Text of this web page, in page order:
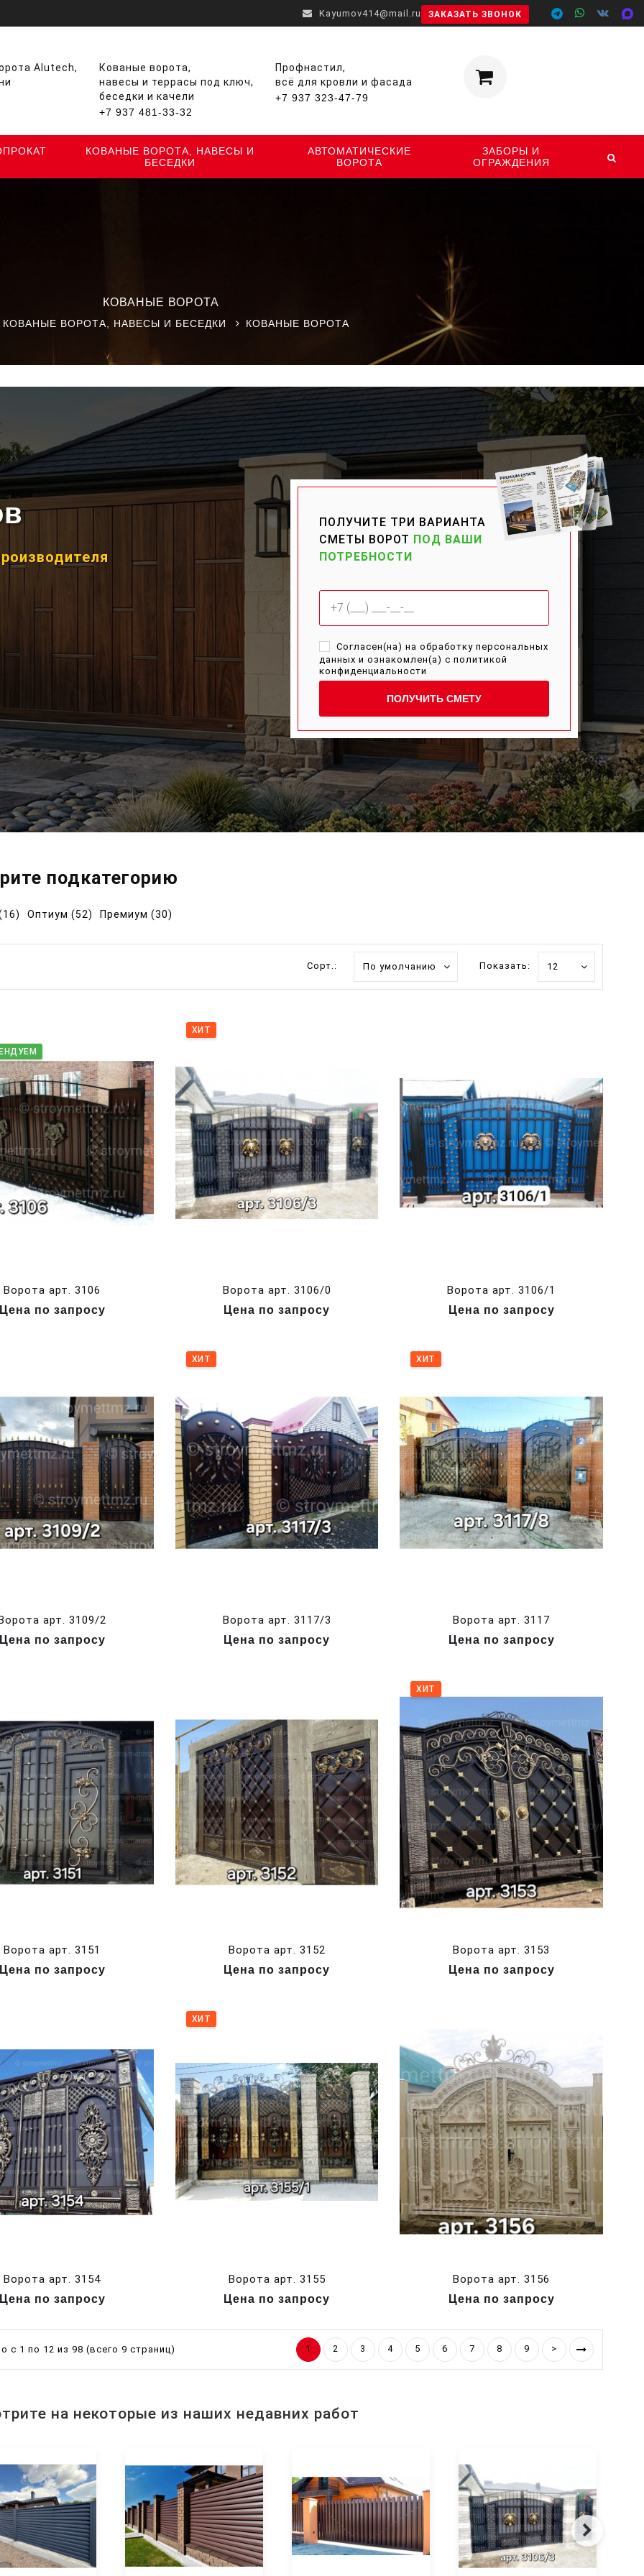
Kayumov414@mail.ru ЗАКАЗАТЬ ЗВОНОК
Alutech,
Кованые ворота,
навесы и террасы под ключ,
беседки и качели
+7 937 481-33-32
Профнастил,
всё для кровли и фасада
+7 937 323-47-79
КОВАНЫЕ ВОРОТА, НАВЕСЫ И
БЕСЕДКИ
АВТОМАТИЧЕСКИЕ
ВОРОТА
ЗАБОРЫ И
ОГРАЖДЕНИЯ
КОВАНЫЕ ВОРОТА
КОВАНЫЕ ВОРОТА, НАВЕСЫ И БЕСЕДКИ КОВАНЫЕ ВОРОТА
ПОЛУЧИТЕ ТРИ ВАРИАНТА
СМЕТЫ ВОРОТ ПОД ВАШИ
ПОТРЕБНОСТИ
Согласен(на) на обработку персональных
данных и ознакомлен(а) с политикой
конфиденциальности
ПОЛУЧИТЬ СМЕТУ
подкатегорию
Оптиум (52) Премиум (30)
Показать:
Сорт.:
Ворота арт. 3106
по запросу
ХИТ
Ворота арт. 3106/0
Цена по запросу
Ворота арт. 3106/1
Цена по запросу
арт. 3109/2
по запросу
ХИТ
Ворота арт. 3117/3
Цена по запросу
ХИТ
Ворота арт. 3117
Цена по запросу
Ворота арт. 3151
по запросу
Ворота арт. 3152
Цена по запросу
ХИТ
Ворота арт. 3153
Цена по запросу
Ворота арт. 3154
по запросу
ХИТ
Ворота арт. 3155
Цена по запросу
Ворота арт. 3156
Цена по запросу
с 1 по 12 из 98 (всего 9 страниц) 1 2 3 4 5 6 7 8 9 >
на некоторые из наших недавних работ